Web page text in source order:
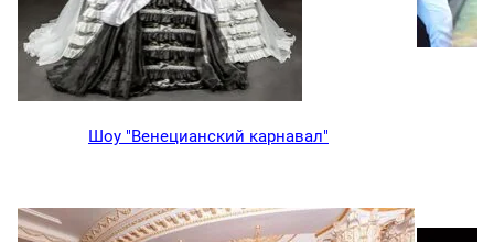
Шоу "Венецианский карнавал"